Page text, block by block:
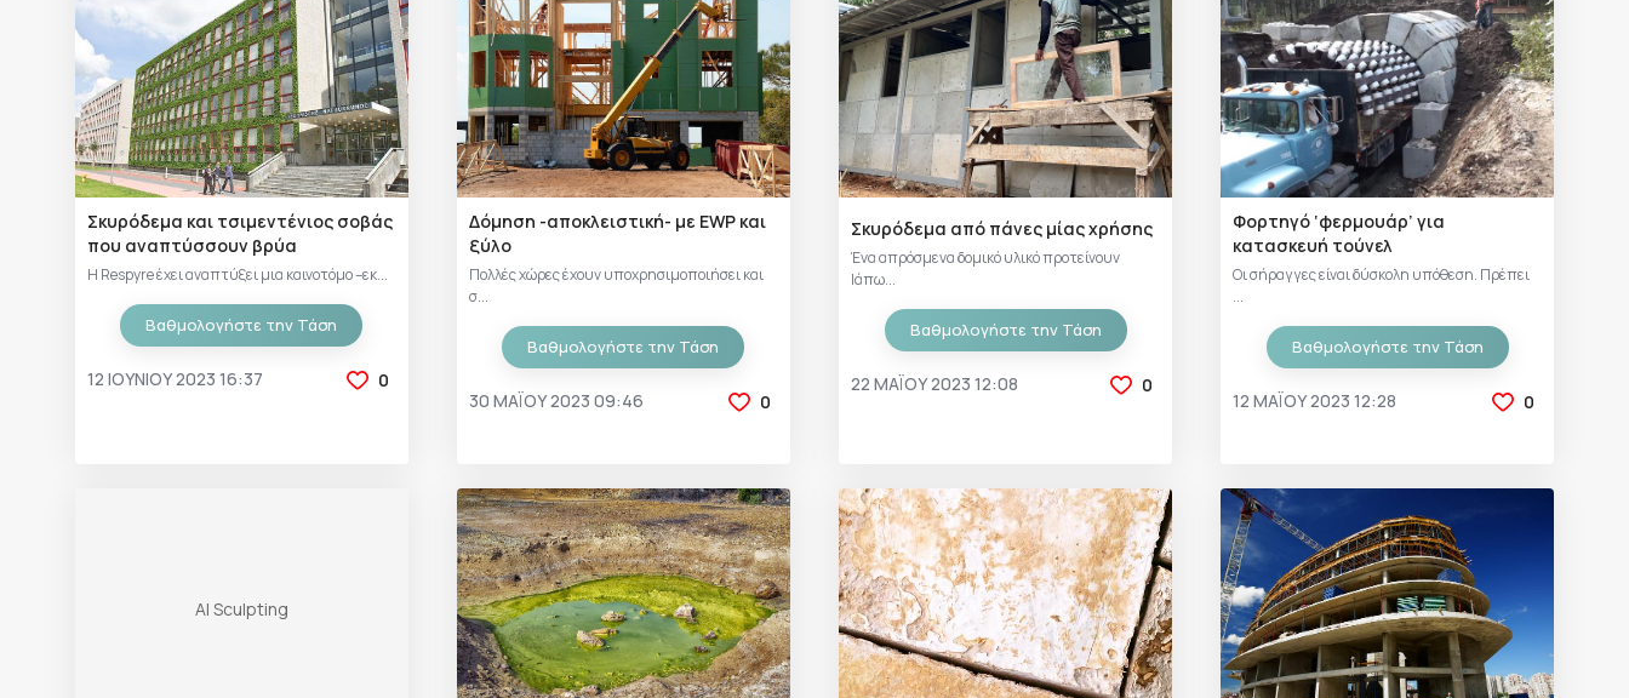
Σκυρόδεμα και τσιμεντένιος σοβάς
που αναπτύσσουν βρύα
Η Respyre έχει αναπτύξει μια καινοτόμο –εκ...
Βαθμολογήστε την Τάση
12 ΙΟΥΝΊΟΥ 2023 16:37 0
Δόμηση -αποκλειστική- με EWP και
ξύλο
Πολλές χώρες έχουν υποχρησιμοποιήσει και
σ...
Βαθμολογήστε την Τάση
30 ΜΑΪ́ΟΥ 2023 09:46 0
Σκυρόδεμα από πάνες μίας χρήσης
Ένα απρόσμενα δομικό υλικό προτείνουν
Ιάπω...
Βαθμολογήστε την Τάση
22 ΜΑΪ́ΟΥ 2023 12:08 0
Φορτηγό ‘φερμουάρ’ για
κατασκευή τούνελ
Οι σήραγγες είναι δύσκολη υπόθεση. Πρέπει
...
Βαθμολογήστε την Τάση
12 ΜΑΪ́ΟΥ 2023 12:28 0